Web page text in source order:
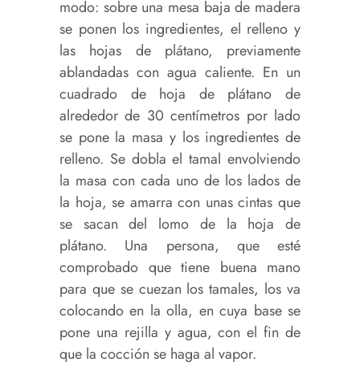
modo: sobre una mesa baja de madera
se ponen los ingredientes, el relleno y
las hojas de plátano, previamente
ablandadas con agua caliente. En un
cuadrado de hoja de plátano de
alrededor de 30 centímetros por lado
se pone la masa y los ingredientes de
relleno. Se dobla el tamal envolviendo
la masa con cada uno de los lados de
la hoja, se amarra con unas cintas que
se sacan del lomo de la hoja de
plátano. Una persona, que esté
comprobado que tiene buena mano
para que se cuezan los tamales, los va
colocando en la olla, en cuya base se
pone una rejilla y agua, con el fin de
que la cocción se haga al vapor.